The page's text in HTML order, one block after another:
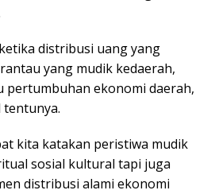
distribusi uang yang
yang mudik kedaerah,
pertumbuhan ekonomi daerah,
kita katakan peristiwa mudik
sosial kultural tapi juga
distribusi alami ekonomi